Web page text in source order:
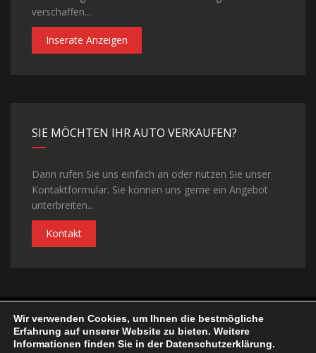
verschaffen...
Inserate Anzeigen
SIE MÖCHTEN IHR AUTO VERKAUFEN?
Dann rufen Sie uns einfach an oder nutzen Sie unser
Kontaktformular. Sie können uns gerne ein Angebot
unterbreiten...
Kontakt
©Copyright 2026Autohaus Lukacs| Realisiert vonELFINGER
Solutions
Wir verwenden Cookies, um Ihnen die bestmögliche
Erfahrung auf unserer Website zu bieten. Weitere
Informationen finden Sie in der Datenschutzerklärung.